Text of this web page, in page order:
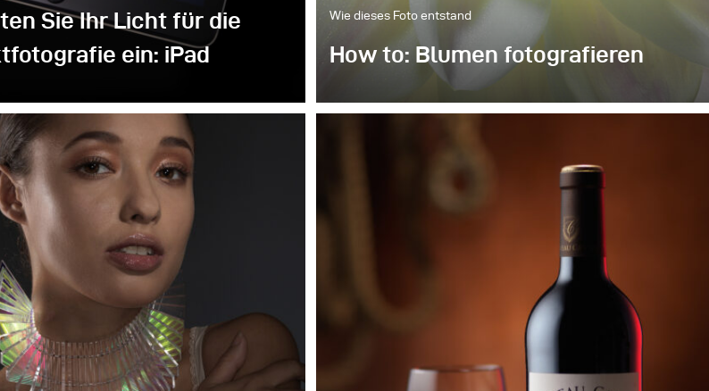
Sie Ihr Licht für die
ein: iPad
Wie dieses Foto entstand
How to: Blumen fotografieren